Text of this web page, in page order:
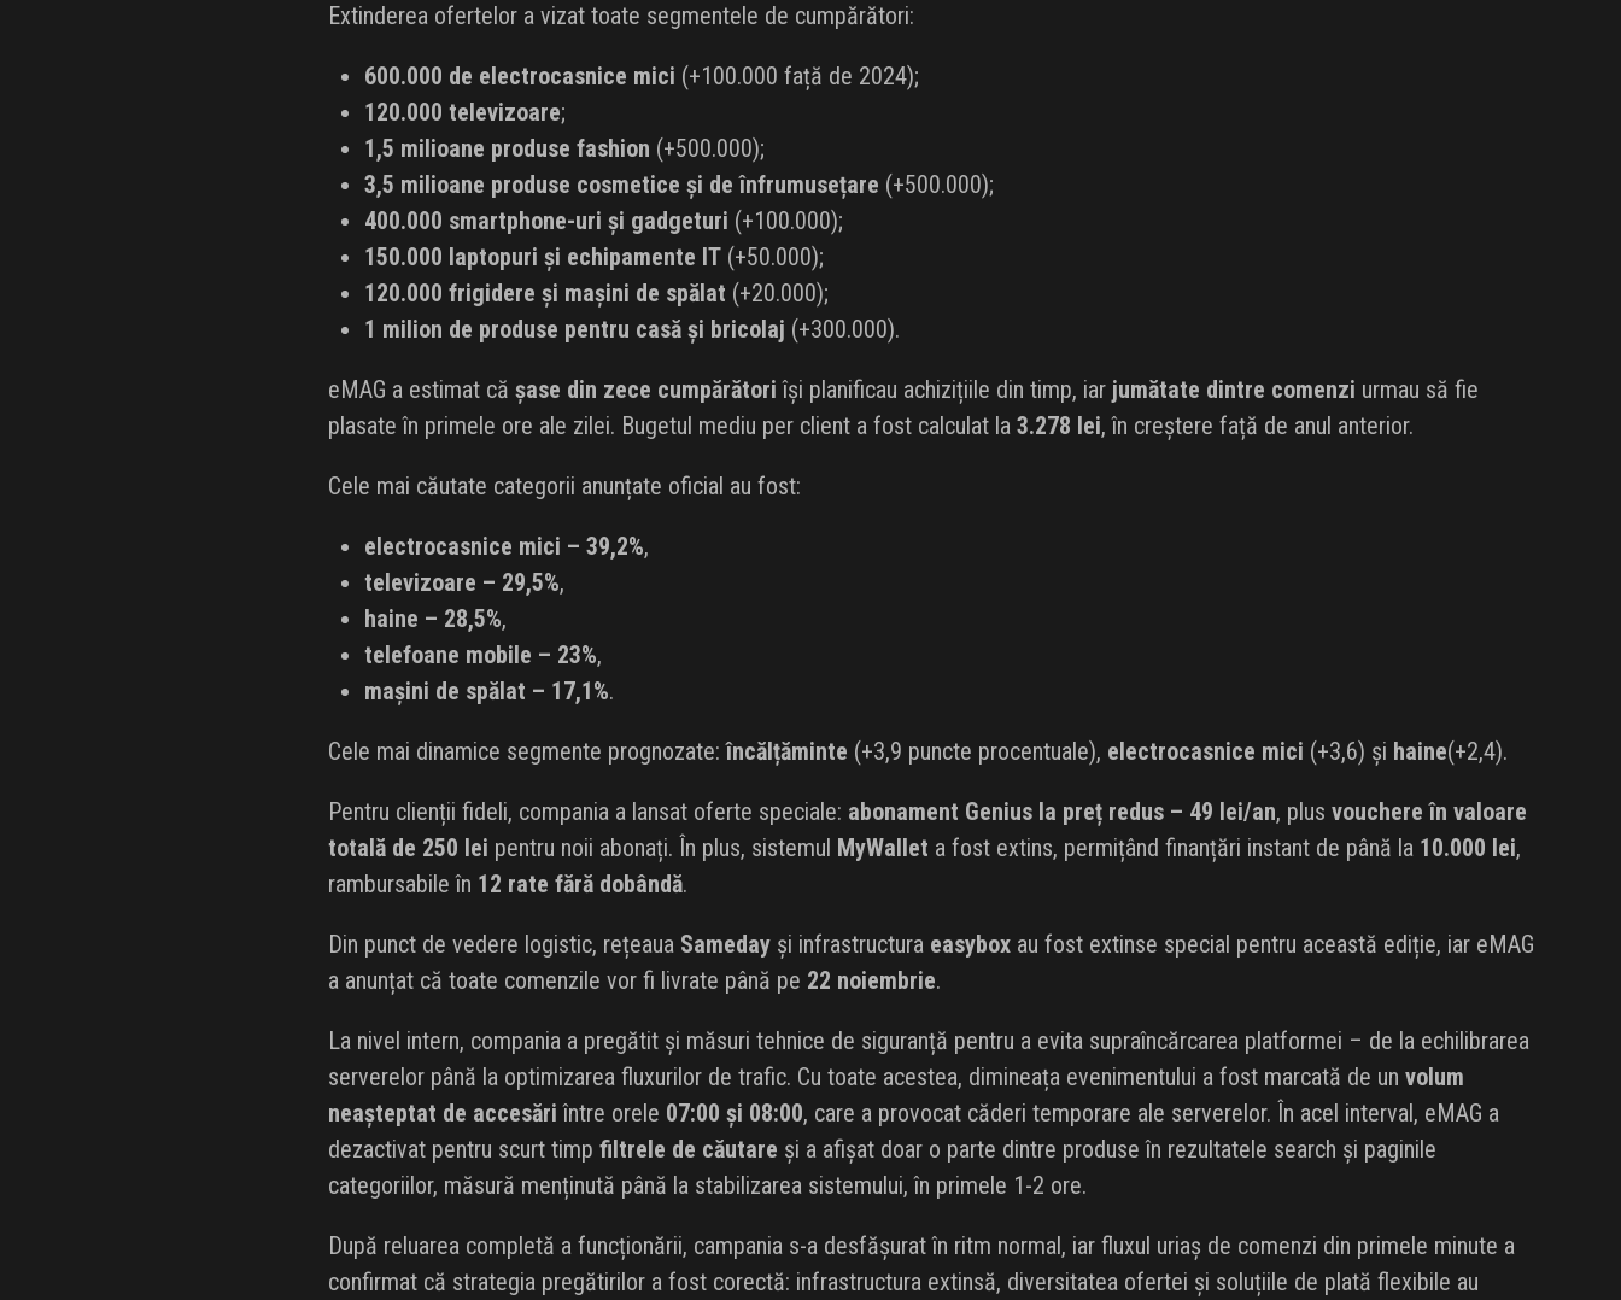
Extinderea ofertelor a vizat toate segmentele de cumpărători:
600.000 de electrocasnice mici (+100.000 față de 2024);
120.000 televizoare;
1,5 milioane produse fashion (+500.000);
3,5 milioane produse cosmetice și de înfrumusețare (+500.000);
400.000 smartphone-uri și gadgeturi (+100.000);
150.000 laptopuri și echipamente IT (+50.000);
120.000 frigidere și mașini de spălat (+20.000);
1 milion de produse pentru casă și bricolaj (+300.000).
eMAG a estimat că șase din zece cumpărători își planificau achizițiile din timp, iar jumătate dintre comenzi urmau să fie
plasate în primele ore ale zilei. Bugetul mediu per client a fost calculat la 3.278 lei, în creștere față de anul anterior.
Cele mai căutate categorii anunțate oficial au fost:
electrocasnice mici – 39,2%,
televizoare – 29,5%,
haine – 28,5%,
telefoane mobile – 23%,
mașini de spălat – 17,1%.
Cele mai dinamice segmente prognozate:încălțăminte (+3,9 puncte procentuale), electrocasnice mici (+3,6) și haine(+2,4).
Pentru clienții fideli, compania a lansat oferte speciale: abonament Genius la preț redus – 49 lei/an, plus vouchere în valoare
totală de 250 lei pentru noii abonați. În plus, sistemul MyWallet a fost extins, permițând finanțări instant de până la 10.000 lei,
rambursabile în 12 rate fără dobândă.
Din punct de vedere logistic, rețeaua Sameday și infrastructura easybox au fost extinse special pentru această ediție, iar eMAG
a anunțat că toate comenzile vor fi livrate până pe 22 noiembrie.
La nivel intern, compania a pregătit și măsuri tehnice de siguranță pentru a evita supraîncărcarea platformei – de la echilibrarea
serverelor până la optimizarea fluxurilor de trafic. Cu toate acestea, dimineața evenimentului a fost marcată de un volum
neașteptat de accesări între orele 07:00 și 08:00, care a provocat căderi temporare ale serverelor. În acel interval, eMAG a
dezactivat pentru scurt timp filtrele de căutare și a afișat doar o parte dintre produse în rezultatele search și paginile
categoriilor, măsură menținută până la stabilizarea sistemului, în primele 1-2 ore.
După reluarea completă a funcționării, campania s-a desfășurat în ritm normal, iar fluxul uriaș de comenzi din primele minute a
confirmat că strategia pregătirilor a fost corectă: infrastructura extinsă, diversitatea ofertei și soluțiile de plată flexibile au